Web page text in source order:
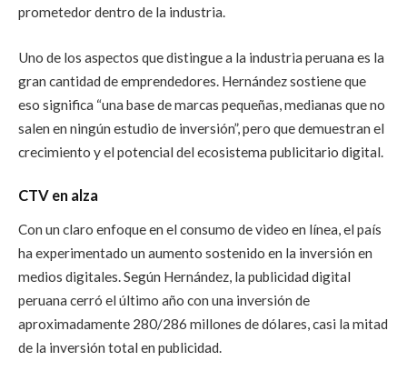
prometedor dentro de la industria.
Uno de los aspectos que distingue a la industria peruana es la
gran cantidad de emprendedores. Hernández sostiene que
eso significa “una base de marcas pequeñas, medianas que no
salen en ningún estudio de inversión”, pero que demuestran el
crecimiento y el potencial del ecosistema publicitario digital.
CTV en alza
Con un claro enfoque en el consumo de video en línea, el país
ha experimentado un aumento sostenido en la inversión en
medios digitales. Según Hernández, la publicidad digital
peruana cerró el último año con una inversión de
aproximadamente 280/286 millones de dólares, casi la mitad
de la inversión total en publicidad.